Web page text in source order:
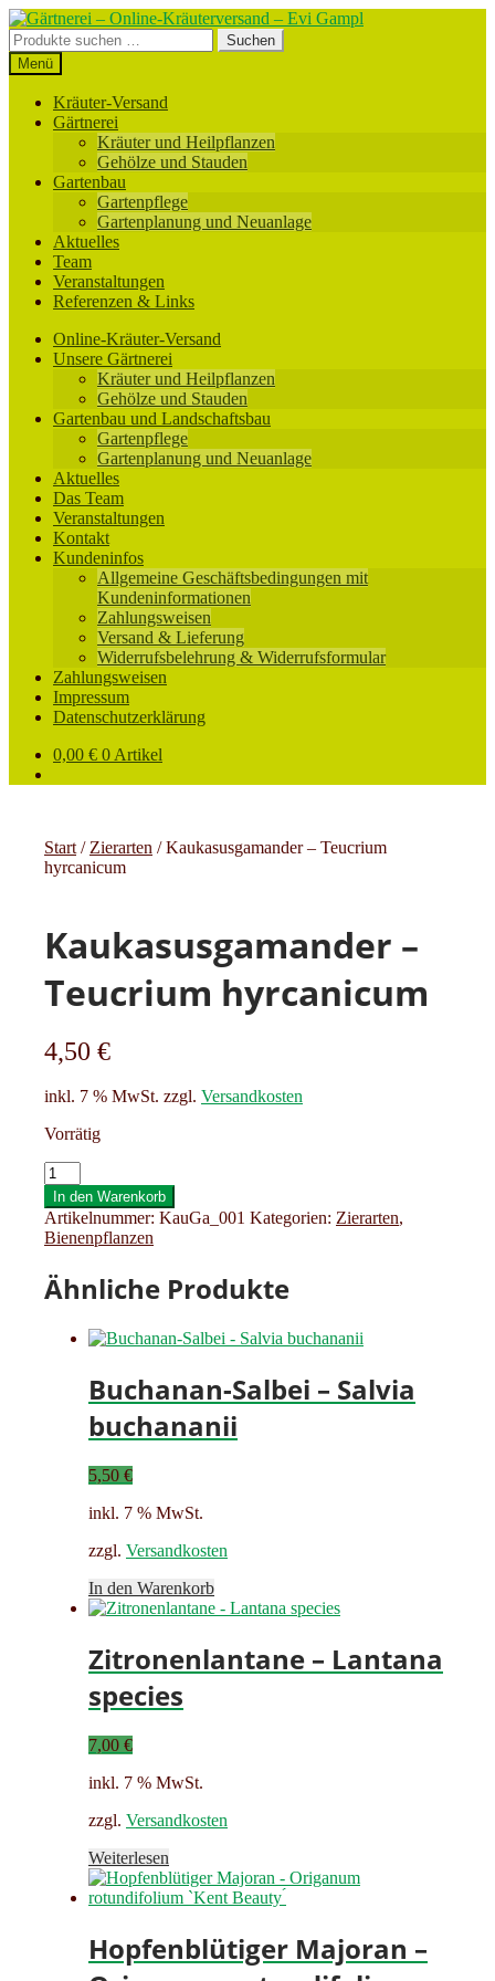
Zur
Navigation
springen
Zum
Inhalt
springen
Suchen
nach:
Suchen
Menü
Kräuter-Versand
Gärtnerei
Kräuter und Heilpflanzen
Gehölze und Stauden
Gartenbau
Gartenpflege
Gartenplanung und Neuanlage
Aktuelles
Team
Veranstaltungen
Referenzen & Links
Online-Kräuter-Versand
Unsere Gärtnerei
Kräuter und Heilpflanzen
Gehölze und Stauden
Gartenbau und Landschaftsbau
Gartenpflege
Gartenplanung und Neuanlage
Aktuelles
Das Team
Veranstaltungen
Kontakt
Kundeninfos
Allgemeine Geschäftsbedingungen mit
Kundeninformationen
Zahlungsweisen
Versand & Lieferung
Widerrufsbelehrung & Widerrufsformular
Zahlungsweisen
Impressum
Datenschutzerklärung
0,00 € 0 Artikel
Start / Zierarten /Kaukasusgamander – Teucrium
hyrcanicum
Kaukasusgamander –
Teucrium hyrcanicum
4,50 €
inkl. 7 % MwSt. zzgl. Versandkosten
Vorrätig
Kaukasusgamander
-
Teucrium
hyrcanicum
Menge
In den Warenkorb
Artikelnummer: KauGa_001 Kategorien: Zierarten,
Bienenpflanzen
Ähnliche Produkte
Buchanan-Salbei – Salvia
buchananii
5,50 €
inkl. 7 % MwSt.
zzgl. Versandkosten
In den Warenkorb
Zitronenlantane – Lantana
species
7,00 €
inkl. 7 % MwSt.
zzgl. Versandkosten
Weiterlesen
Hopfenblütiger Majoran –